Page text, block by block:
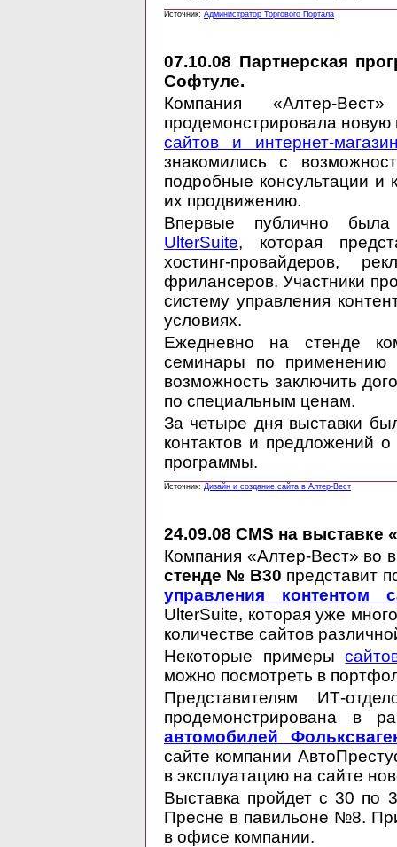
Источник: Администратор Торгового Портала
07.10.08 Партнерская
Софтуле.
Компания «Алтер-
продемонстрировала
сайтов и интернет-
знакомились с
подробные консультации и
их продвижению.
Впервые публично
UlterSuite, которая
хостинг-провайдеров,
фрилансеров. Участники
систему управления
условиях.
Ежедневно на стенде
семинары по применению
возможность заключить
по специальным ценам.
За четыре дня выставки
контактов и предложений
программы.
Источник: Дизайн и создание сайта в Алтер-Вест
24.09.08 CMS на выставке
Компания «Алтер-Вест» во
стенде № B30 представит
управления контентом
UlterSuite, которая уже
количестве сайтов
Некоторые примеры
можно посмотреть в
Представителям ИТ-
продемонстрирована в
автомобилей
сайте компании
в эксплуатацию на сайте
Выставка пройдет с 30 по
Пресне в павильоне №8.
в офисе компании.